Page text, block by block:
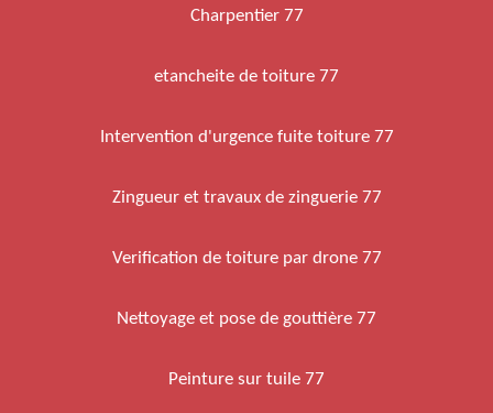
Charpentier 77
etancheite de toiture 77
Intervention d'urgence fuite toiture 77
Zingueur et travaux de zinguerie 77
Verification de toiture par drone 77
Nettoyage et pose de gouttière 77
Peinture sur tuile 77